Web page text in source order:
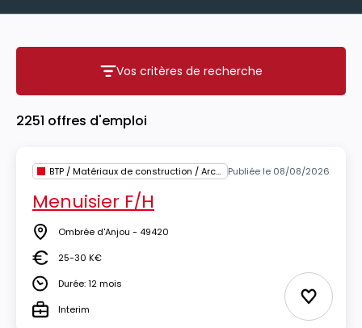
Vos critères de recherche
Vos critères de recherche
2251 offres d'emploi
BTP / Matériaux de construction / Architecture Publiée le 08/08/2026
Menuisier F/H
Lieu Ombrée d'Anjou - 49420
Salaire25-30 K€
DuréeDurée: 12 mois
TypeInterim Ajouter